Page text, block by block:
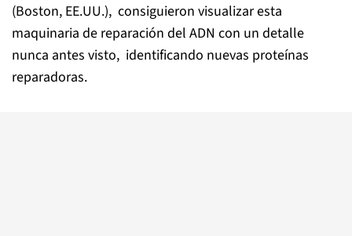
(Boston, EE.UU.), consiguieron visualizar esta
maquinaria de reparación del ADN con un detalle
nunca antes visto, identificando nuevas proteínas
reparadoras.